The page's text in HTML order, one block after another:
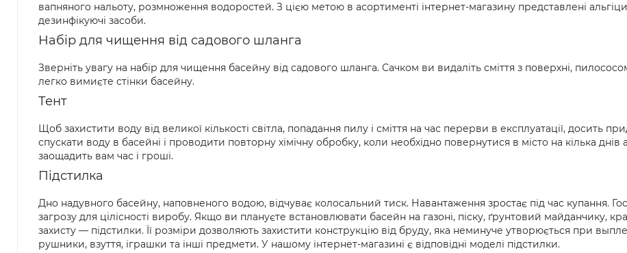
вапняного нальоту, розмноження водоростей. З цією метою в асортименті інтернет-магазину представлені
дезинфікуючі засоби.
Набір для чищення від садового шланга
Зверніть увагу на набір для чищення басейну від садового шланга. Сачком ви видаліть сміття з поверхні,
легко вимиєте стінки басейну.
Тент
Щоб захистити воду від великої кількості світла, попадання пилу і сміття на час перерви в експлуатації, досить
спускати воду в басейні і проводити повторну хімічну обробку, коли необхідно повернутися в місто на кілька
заощадить вам час і гроші.
Підстилка
Дно надувного басейну, наповненого водою, відчуває колосальний тиск. Навантаження зростає під час купання.
загрозу для цілісності виробу. Якщо ви плануєте встановлювати басейн на газоні, піску, ґрунтовий майданчику,
захисту — підстилки. Її розміри дозволяють захистити конструкцію від бруду, яка неминуче утворюється при
рушники, взуття, іграшки та інші предмети. У нашому інтернет-магазині є відповідні моделі підстилки.